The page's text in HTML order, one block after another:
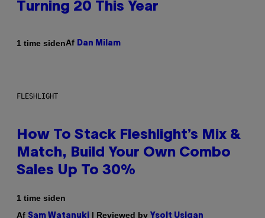
Turning 20 This Year
1 time sidenAf Dan Milam
FLESHLIGHT
How To Stack Fleshlight’s Mix &
Match, Build Your Own Combo
Sales Up To 30%
1 time siden
Af Sam Watanuki | Reviewed by Ysolt Usigan